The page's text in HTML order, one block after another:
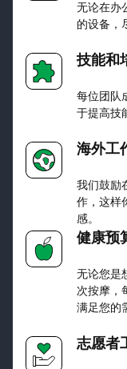
无论在办
的设备，
技能和
每位团队
于提高技
海外工
我们鼓励
作，这样
感。
健康预
无论您是
次按摩，
满足您的
志愿者